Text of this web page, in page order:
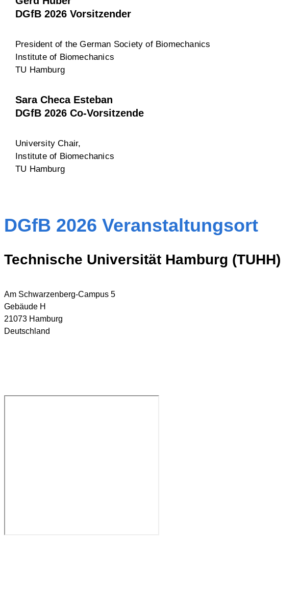
DGfB 2026 Vorsitzender
President of the German Society of Biomechanics
Institute of Biomechanics
TU Hamburg
Sara Checa Esteban
DGfB 2026 Co-Vorsitzende
University Chair,
Institute of Biomechanics
TU Hamburg
DGfB 2026 Veranstaltungsort
Technische Universität Hamburg (TUHH)
Am Schwarzenberg-Campus 5
Gebäude H
21073 Hamburg
Deutschland